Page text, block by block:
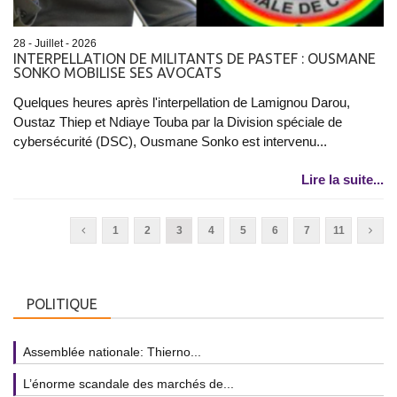
28 - Juillet - 2026
INTERPELLATION DE MILITANTS DE PASTEF : OUSMANE
SONKO MOBILISE SES AVOCATS
Quelques heures après l'interpellation de Lamignou Darou,
Oustaz Thiep et Ndiaye Touba par la Division spéciale de
cybersécurité (DSC), Ousmane Sonko est intervenu...
Lire la suite...
1 2 3 4 5 6 7 11
POLITIQUE
Assemblée nationale: Thierno...
L’énorme scandale des marchés de...